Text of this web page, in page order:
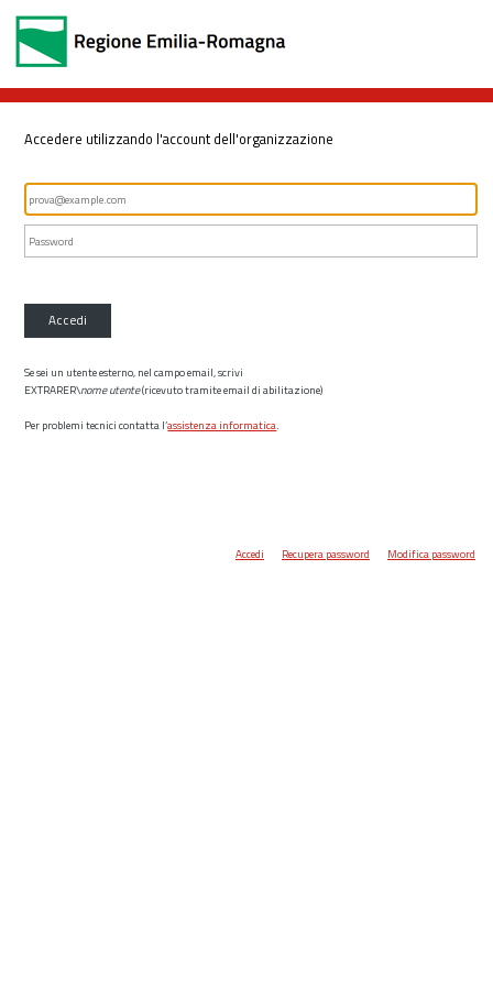
Accedere utilizzando l'account dell'organizzazione
Accedi
Se sei un utente esterno, nel campo email, scrivi
EXTRARER\nome utente(ricevuto tramite email di abilitazione)
Per problemi tecnici contatta l’assistenza informatica.
Accedi Recupera password Modifica password